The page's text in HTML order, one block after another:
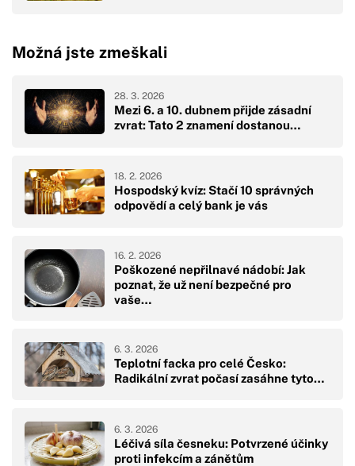
Možná jste zmeškali
Mezi 6. a 10. dubnem přijde zásadní
zvrat: Tato 2 znamení dostanou…
28. 3. 2026
Hospodský kvíz: Stačí 10 správných
odpovědí a celý bank je vás
18. 2. 2026
Poškozené nepřilnavé nádobí: Jak
poznat, že už není bezpečné pro
vaše…
16. 2. 2026
Teplotní facka pro celé Česko:
Radikální zvrat počasí zasáhne tyto…
6. 3. 2026
Léčivá síla česneku: Potvrzené účinky
proti infekcím a zánětům
6. 3. 2026